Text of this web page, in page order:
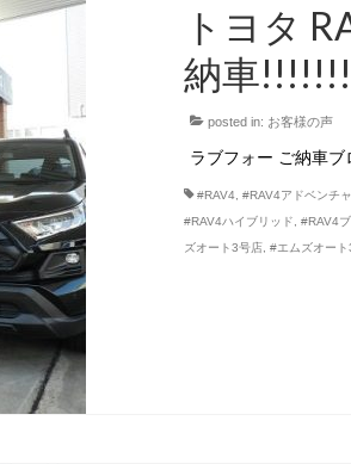
トヨタ
納車!!!!!!!
posted in: お客様の声
ラブフォー ご納車
#RAV4 ,#RAV4アドベンチ
#RAV4ハイブリッド
,#RAV4
ズオート3号店 ,#エムズオー